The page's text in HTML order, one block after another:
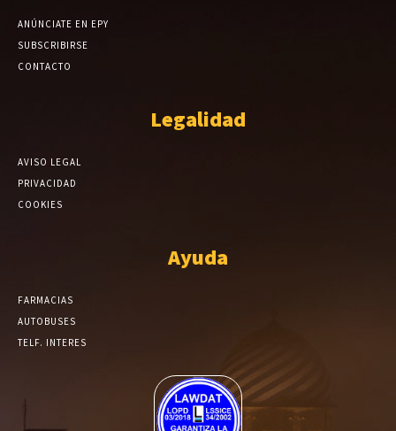
ANÚNCIATE EN EPY
SUBSCRIBIRSE
CONTACTO
Legalidad
AVISO LEGAL
PRIVACIDAD
COOKIES
Ayuda
FARMACIAS
AUTOBUSES
TELF. INTERES